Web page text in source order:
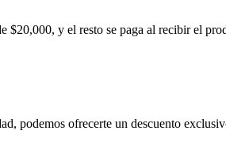
$20,000, y el resto se paga al recibir el
podemos ofrecerte un descuento